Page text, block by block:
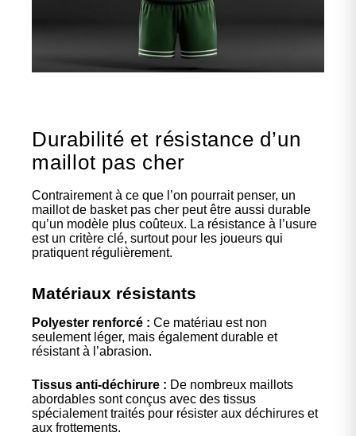
Durabilité et résistance d’un
maillot pas cher
Contrairement à ce que l’on pourrait penser, un
maillot de basket pas cher peut être aussi durable
qu’un modèle plus coûteux. La résistance à l’usure
est un critère clé, surtout pour les joueurs qui
pratiquent régulièrement.
Matériaux résistants
Polyester renforcé : Ce matériau est non
seulement léger, mais également durable et
résistant à l’abrasion.
Tissus anti-déchirure : De nombreux maillots
abordables sont conçus avec des tissus
spécialement traités pour résister aux déchirures et
aux frottements.